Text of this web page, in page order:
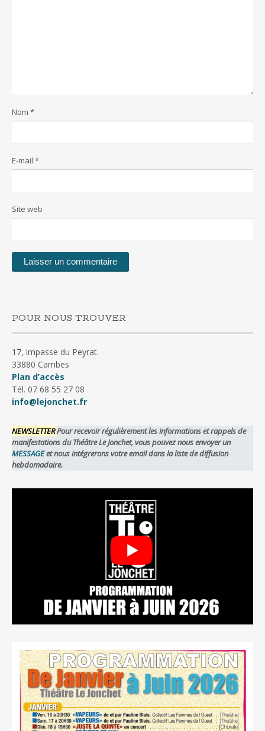
Nom *
E-mail *
Site web
POUR NOUS TROUVER
17, impasse du Peyrat.
33880 Cambes
Plan d’accès
Tél. 07 68 55 27 08
info@lejonchet.fr
NEWSLETTERPour recevoir régulièrement les informations et rappels de
manifestations du Théâtre Le Jonchet, vous pouvez nous envoyer un
MESSAGEet nous intégrerons votre email dans la liste de diffusion
hebdomadaire.